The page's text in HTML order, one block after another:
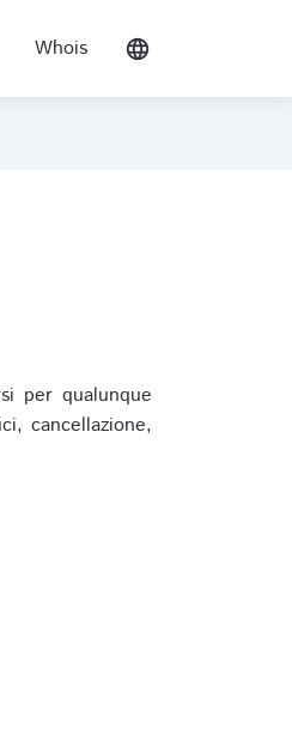
Whois language
per qualunque
cancellazione,